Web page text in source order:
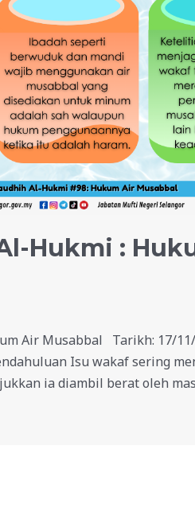
Hukmi :
Air Musabbal Tarikh: 17/
Isu wakaf sering
ia diambil berat oleh